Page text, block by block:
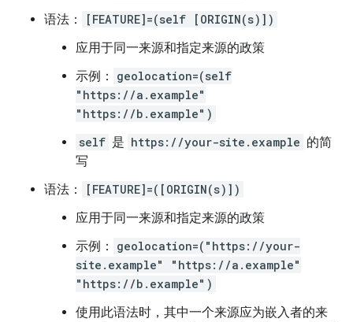
语法： [FEATURE]=(self [ORIGIN(s)])
应用于同一来源和指定来源的政策
示例：
geolocation=(self
"https://a.example"
"https://b.example")
self 是 https://your-site.example 的简
写
语法：
[FEATURE]=([ORIGIN(s)])
应用于同一来源和指定来源的政策
示例：
geolocation=("https://your-
site.example" "https://a.example"
"https://b.example")
使用此语法时，其中一个来源应为嵌入者的来